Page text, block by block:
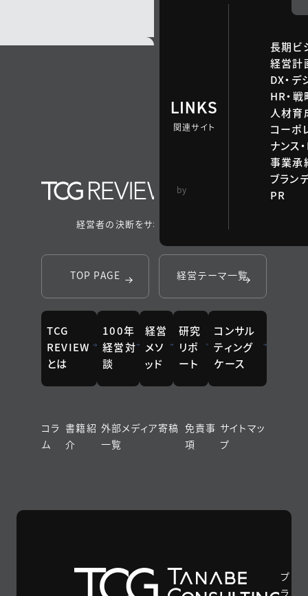
LINKS
関連サイト
長期ビ
経営計
DX・デ
HR・
人材育
コーポ
ナンス
事業承
ブラン
PR
by
経営者の決断をサポートするメディア
TOP PAGE 経営テーマ一覧
TCG
REVIEW
とは
100年
経営対
談
経営
メソ
ッド
研究
リポ
ート
コンサル
ティング
ケース
コラ
ム
書籍紹
介
外部メディア寄稿
一覧
免責事
項
サイトマッ
プ
プ
ラ